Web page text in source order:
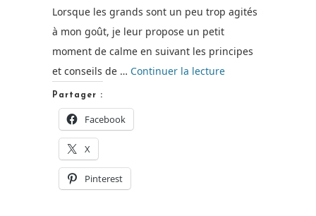
Lorsque les grands sont un peu trop agités
à mon goût, je leur propose un petit
moment de calme en suivant les principes
et conseils de … Continuer la lecturede
Partager :
Facebook
X
Pinterest